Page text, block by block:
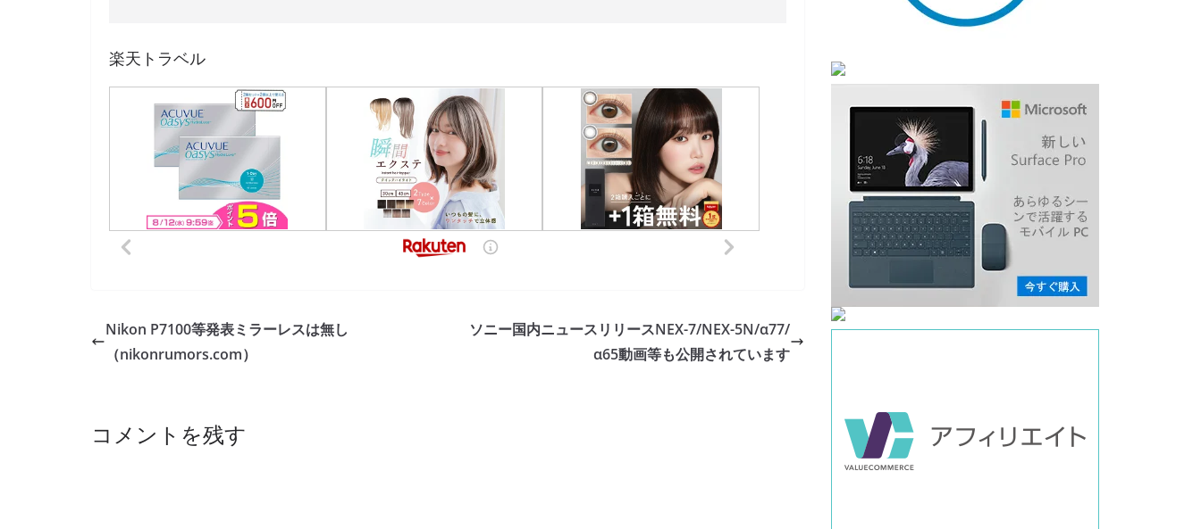
楽天トラベル
Nikon P7100等発表ミラーレスは無し
（nikonrumors.com）
ソニー国内ニュースリリースNEX-7/NEX-5N/α77/
α65動画等も公開されています
コメントを残す